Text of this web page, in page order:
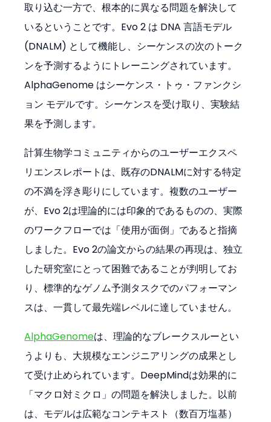
取り込む一方で、根本的に異なる問題を解決して
いるということです。Evo 2 は DNA 言語モデル
(DNALM) として機能し、シーケンスの次のトーク
ンを予測するようにトレーニングされています。
AlphaGenome はシーケンス・トゥ・ファンクシ
ョン モデルです。シーケンスを受け取り、実験結
果を予測します。
計算生物学コミュニティからのユーザーエクスペ
リエンスレポートは、既存のDNALMに対する特定
の不満を浮き彫りにしています。複数のユーザー
が、Evo 2は理論的には印象的であるものの、実際
のワークフローでは「使用が面倒」であると指摘
しました。Evo 2の論文からの結果の再現は、独立
した研究室にとって困難であることが判明してお
り、標準的なゲノム予測タスクでのパフォーマン
スは、一貫して最先端レベルに達していません。
AlphaGenomeは、理論的なブレークスルーとい
うよりも、大規模なエンジニアリングの成果とし
て受け止められています。DeepMindは効果的に
「マクロ対ミクロ」の問題を解決しました。以前
は、モデルは広範なコンテキスト（数百万塩基）